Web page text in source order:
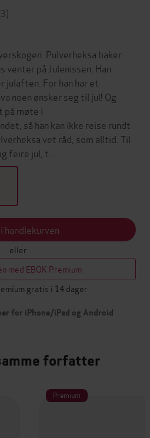
Pulverheksa baker
venter på Julenissen. Han
julaften. For han har et
noen ønsker seg til jul! Og
på møte i
så han kan ikke reise rundt
vet råd, som alltid. Til
feire jul, t…
handlekurven
eller
med EBOK Premium
gratis i 14 dager
for iPhone/iPad og Android
forfatter
Premium